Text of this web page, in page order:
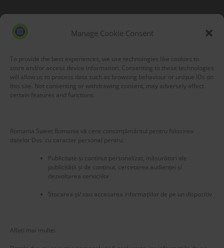
Manage Cookie Consent
To provide the best experiences, we use technologies like cookies to
store and/or access device information. Consenting to these technologies
will allow us to process data such as browsing behaviour or unique IDs on
this site. Not consenting or withdrawing consent, may adversely affect
certain features and functions.
Romania Sweet Romania vă cere consimțământul pentru folosirea
datelor Dvs. cu caracter personal pentru:
Publicitate și conținut personalizat, măsurători ale
publicității și de conținut, cercetarea audienței și
dezvoltarea serviciilor
Stocarea și/ sau accesarea informațiilor de pe un dispozitiv
Aflați mai multe: